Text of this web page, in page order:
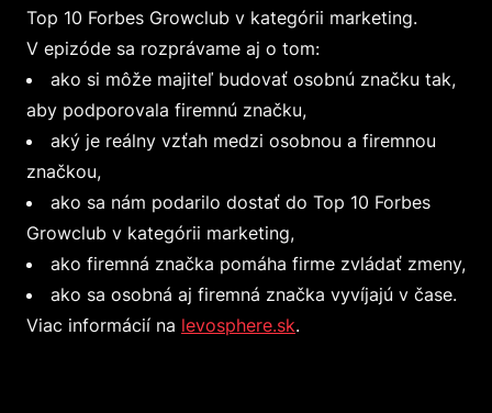
Top 10 Forbes Growclub v kategórii marketing.
V epizóde sa rozprávame aj o tom:
ako si môže majiteľ budovať osobnú značku tak,
aby podporovala firemnú značku,
aký je reálny vzťah medzi osobnou a firemnou
značkou,
ako sa nám podarilo dostať do Top 10 Forbes
Growclub v kategórii marketing,
ako firemná značka pomáha firme zvládať zmeny,
ako sa osobná aj firemná značka vyvíjajú v čase.
Viac informácií na levosphere.sk.